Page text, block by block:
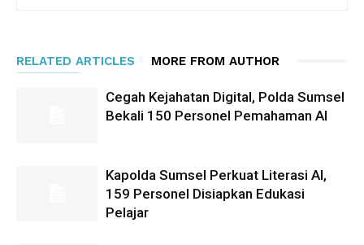
RELATED ARTICLES MORE FROM AUTHOR
Cegah Kejahatan Digital, Polda Sumsel
Bekali 150 Personel Pemahaman AI
Kapolda Sumsel Perkuat Literasi AI,
159 Personel Disiapkan Edukasi
Pelajar